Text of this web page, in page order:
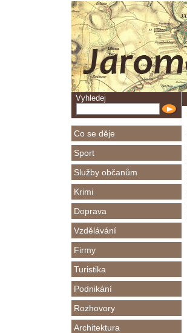
Vyhledej
Co se děje
Sport
Služby občanům
Krimi
Doprava
Vzdělávání
Firmy
Turistika
Podnikání
Rozhovory
Architektura